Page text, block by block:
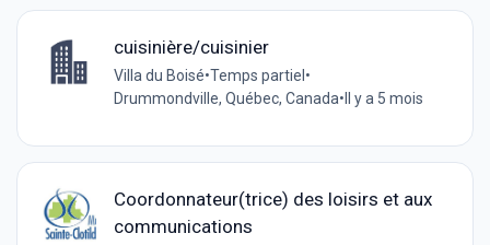
cuisinière/cuisinier
Villa du Boisé•Temps partiel •
Drummondville, Québec, Canada• Il y a 5 mois
Coordonnateur(trice) des loisirs et aux
communications